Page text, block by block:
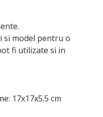
si model pentru o
fi utilizate si in
17x17x5.5 cm